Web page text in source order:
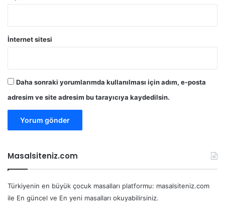
İnternet sitesi
Daha sonraki yorumlarımda kullanılması için adım, e-posta
adresim ve site adresim bu tarayıcıya kaydedilsin.
Masalsiteniz.com
Türkiyenin en büyük çocuk masalları platformu: masalsiteniz.com
ile En güncel ve En yeni masalları okuyabilirsiniz.